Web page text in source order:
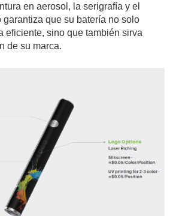
en aerosol, la serigrafía y el
garantiza que su batería no solo
eficiente, sino que también sirva
de su marca.